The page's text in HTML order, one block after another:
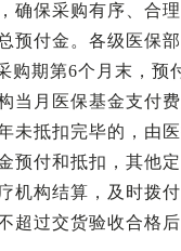
确保采购有序、合理
预付金。各级医保
购期第6个月末，预
当月医保基金支付
未抵扣完毕的，由
预付和抵扣，其他
机构结算，及时拨
超过交货验收合格后